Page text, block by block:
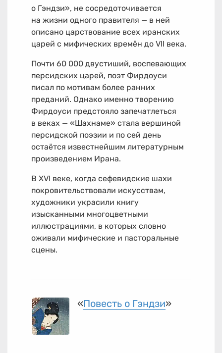
о Гэндзи», не сосредоточивается
на жизни одного правителя — в ней
описано царствование всех иранских
царей с мифических времён до VII века.
Почти 60 000 двустиший, воспевающих
персидских царей, поэт Фирдоуси
писал по мотивам более ранних
преданий. Однако именно творению
Фирдоуси предстояло запечатлеться
в веках — «Шахнаме» стала вершиной
персидской поэзии и по сей день
остаётся известнейшим литературным
произведением Ирана.
В XVI веке, когда сефевидские шахи
покровительствовали искусствам,
художники украсили книгу
изысканными многоцветными
иллюстрациями, в которых словно
оживали мифические и пасторальные
сцены.
«Повесть о Гэндзи»